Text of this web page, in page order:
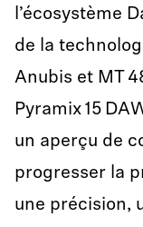
l’écosystème
de la
Anubis et MT
Pyramix 15
un aperçu de
progresser la
une précision,